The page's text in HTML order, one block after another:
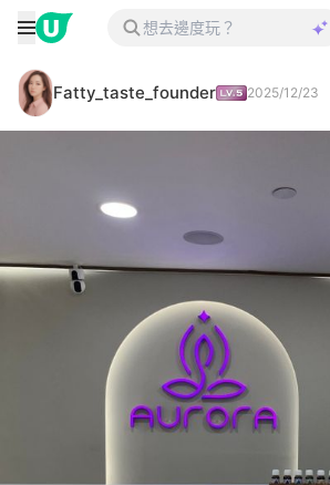
Fatty_taste_founder 2025/12/23